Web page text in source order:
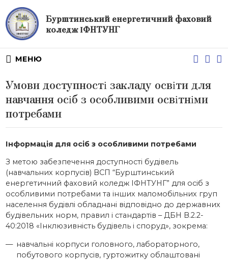
Бурштинський енергетичний фаховий
коледж ІФНТУНГ
МЕНЮ
Умови доступності закладу освіти для
навчання осіб з особливими освітніми
потребами
Інформація для осіб з особливими потребами
З метою забезпечення доступності будівель
(навчальних корпусів) ВСП “Бурштинський
енергетичний фаховий коледж ІФНТУНГ” для осіб з
особливими потребами та інших маломобільних груп
населення будівлі обладнані відповідно до державних
будівельних норм, правил і стандартів – ДБН В.2.2-
40:2018 «Інклюзивність будівель і споруд», зокрема:
навчальні корпуси головного, лабораторного,
побутового корпусів, гуртожитку облаштовані